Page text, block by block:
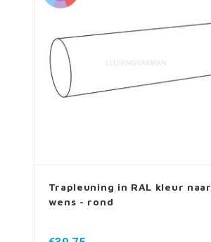
Trapleuning in RAL kleur naar
wens - rond